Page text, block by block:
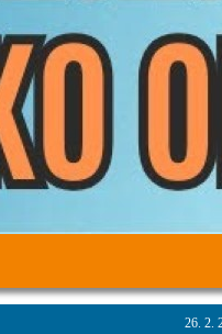
26. 2.